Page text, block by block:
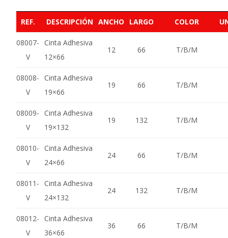
REF. DESCRIPCIÓN ANCHO LARGO COLOR
08007-
V
Cinta Adhesiva
12×66
12 66 T/B/M
08008-
V
Cinta Adhesiva
19×66
19 66 T/B/M
08009-
V
Cinta Adhesiva
19×132
19 132 T/B/M
08010-
V
Cinta Adhesiva
24×66
24 66 T/B/M
08011-
V
Cinta Adhesiva
24×132
24 132 T/B/M
08012-
V
Cinta Adhesiva
36×66
36 66 T/B/M